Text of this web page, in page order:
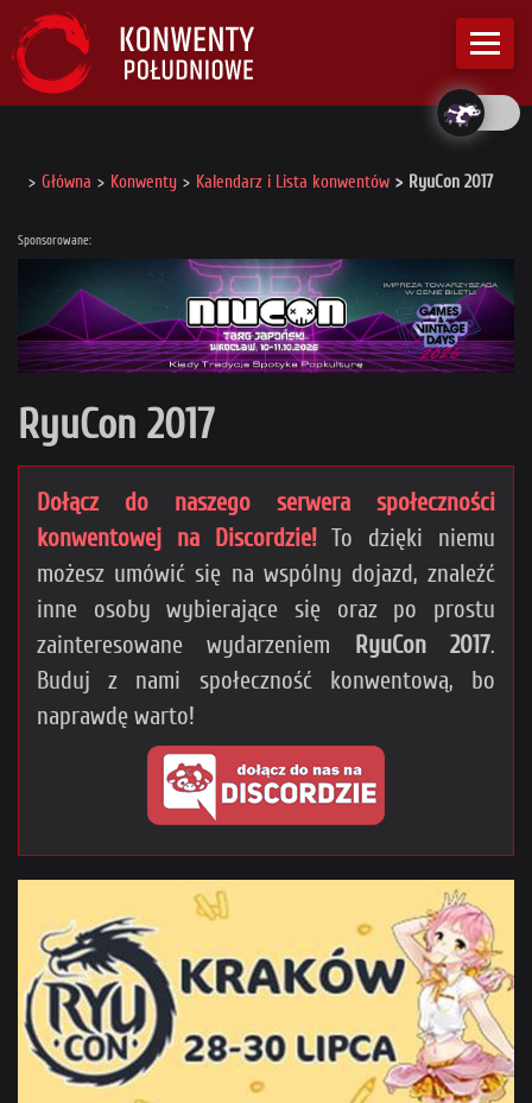
Główna Konwenty Kalendarz i Lista konwentów RyuCon 2017
Sponsorowane:
RyuCon 2017
Dołącz do naszego serwera społeczności
konwentowej na Discordzie!To dzięki niemu
możesz umówić się na wspólny dojazd, znaleźć
inne osoby wybierające się oraz po prostu
zainteresowane wydarzeniem RyuCon 2017.
Buduj z nami społeczność konwentową, bo
naprawdę warto!